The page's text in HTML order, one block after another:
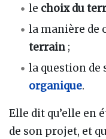
le choix du
la manière de
terrain ;
la question de
organique.
Elle dit qu’elle en
de son projet, et